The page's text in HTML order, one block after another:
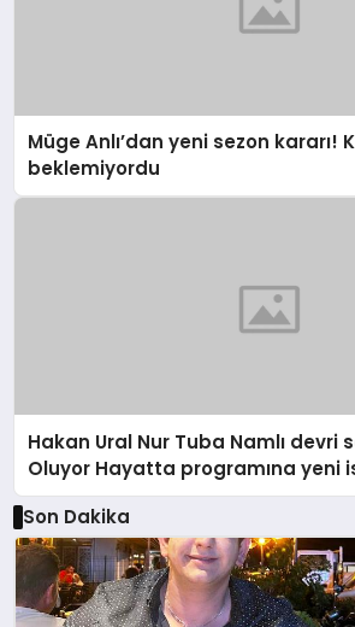
Müge Anlı’dan yeni sezon kararı!
beklemiyordu
Hakan Ural Nur Tuba Namlı devri
Oluyor Hayatta programına yeni
Son Dakika